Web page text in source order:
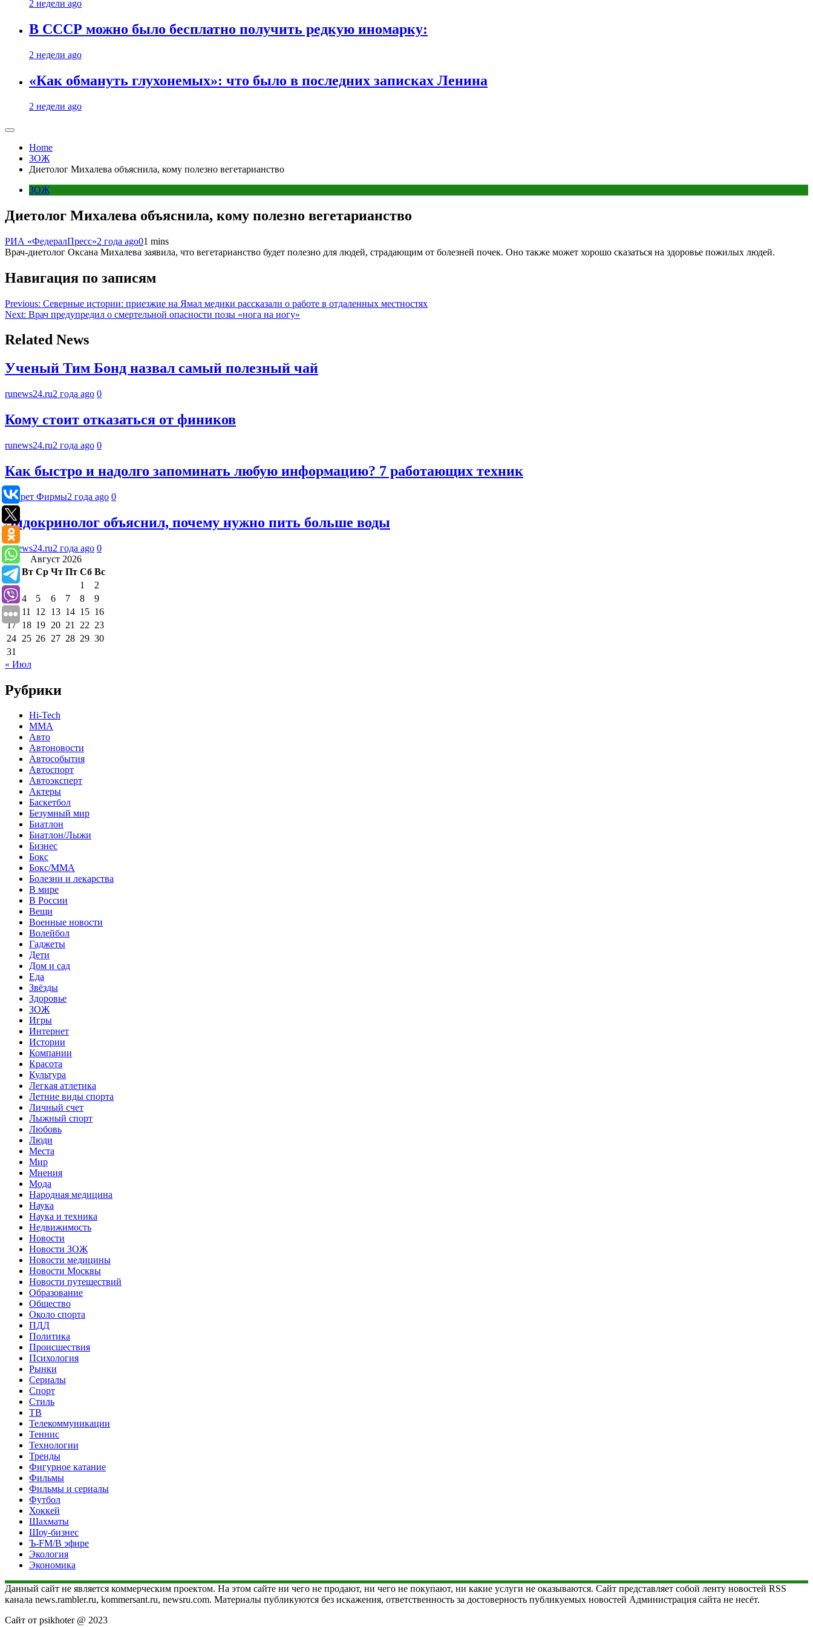
2 недели ago
В СССР можно было бесплатно получить редкую иномарку:
2 недели ago
«Как обмануть глухонемых»: что было в последних записках Ленина
2 недели ago
Home
ЗОЖ
Диетолог Михалева объяснила, кому полезно вегетарианство
ЗОЖ
Диетолог Михалева объяснила, кому полезно вегетарианство
РИА «ФедералПресс»2 года ago01 mins
Врач-диетолог Оксана Михалева заявила, что вегетарианство будет полезно для людей, страдающим от болезней почек. Оно также может хорошо сказаться на здоровье пожилых людей.
Навигация по записям
Previous: Северные истории: приезжие на Ямал медики рассказали о работе в отдаленных местностях
Next: Врач предупредил о смертельной опасности позы «нога на ногу»
Related News
Ученый Тим Бонд назвал самый полезный чай
runews24.ru2 года ago 0
Кому стоит отказаться от фиников
runews24.ru2 года ago 0
Как быстро и надолго запоминать любую информацию? 7 работающих техник
Секрет Фирмы2 года ago 0
Эндокринолог объяснил, почему нужно пить больше воды
runews24.ru2 года ago 0
Август 2026
Пн Вт Ср Чт Пт Сб Вс
1
2
3
4 5 6 7 8
9
10 11 12 13 14 15 16
17 18 19 20 21 22 23
24 25 26 27 28 29 30
31
« Июл
Рубрики
Hi-Tech
MMA
Авто
Автоновости
Автособытия
Автоспорт
Автоэксперт
Актеры
Баскетбол
Безумный мир
Биатлон
Биатлон/Лыжи
Бизнес
Бокс
Бокс/MMA
Болезни и лекарства
В мире
В России
Вещи
Военные новости
Волейбол
Гаджеты
Дети
Дом и сад
Еда
Звёзды
Здоровье
ЗОЖ
Игры
Интернет
Истории
Компании
Красота
Культура
Легкая атлетика
Летние виды спорта
Личный счет
Лыжный спорт
Любовь
Люди
Места
Мир
Мнения
Мода
Народная медицина
Наука
Наука и техника
Недвижимость
Новости
Новости ЗОЖ
Новости медицины
Новости Москвы
Новости путешествий
Образование
Общество
Около спорта
ПДД
Политика
Происшествия
Психология
Рынки
Сериалы
Спорт
Стиль
ТВ
Телекоммуникации
Теннис
Технологии
Тренды
Фигурное катание
Фильмы
Фильмы и сериалы
Футбол
Хоккей
Шахматы
Шоу-бизнес
Ъ-FM/В эфире
Экология
Экономика
Данный сайт не является коммерческим проектом. На этом сайте ни чего не продают, ни чего не покупают, ни какие услуги не оказываются. Сайт представляет собой ленту новостей RSS
канала news.rambler.ru, kommersant.ru, newsru.com. Материалы публикуются без искажения, ответственность за достоверность публикуемых новостей Администрация сайта не несёт.
Сайт от psikhoter @ 2023